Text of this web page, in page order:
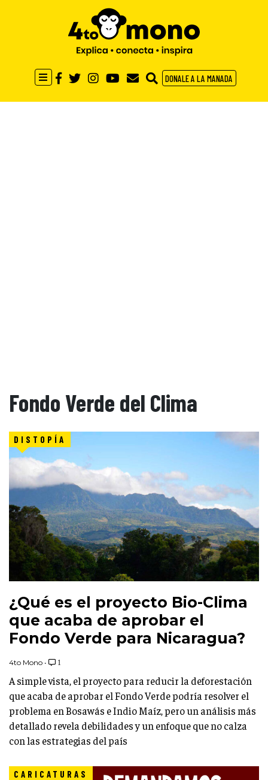
DONALE A LA MANADA
Fondo Verde del Clima
DISTOPÍA
¿Qué es el proyecto Bio-Clima
que acaba de aprobar el
Fondo Verde para Nicaragua?
4to Mono • 1
A simple vista, el proyecto para reducir la deforestación
que acaba de aprobar el Fondo Verde podría resolver el
problema en Bosawás e Indio Maíz, pero un análisis más
detallado revela debilidades y un enfoque que no calza
con las estrategias del país
CARICATURAS